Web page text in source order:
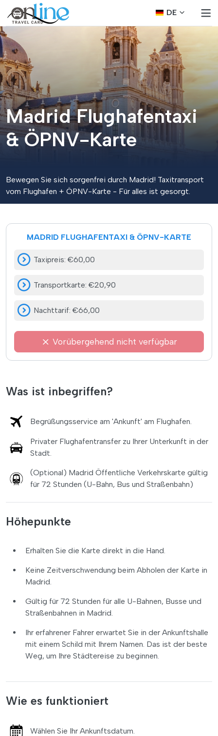
DE
Madrid Flughafentaxi
& ÖPNV-Karte
Bewegen Sie sich sorgenfrei durch Madrid! Taxitransport
vom Flughafen + ÖPNV-Karte - Für alles ist gesorgt.
Was ist inbegriffen?
Begrüßungsservice am 'Ankunft' am Flughafen.
Privater Flughafentransfer zu Ihrer Unterkunft in der
Stadt.
(Optional) Madrid Öffentliche Verkehrskarte gültig
für 72 Stunden (U-Bahn, Bus und Straßenbahn)
Höhepunkte
Erhalten Sie die Karte direkt in die Hand.
Keine Zeitverschwendung beim Abholen der Karte in
Madrid.
Gültig für 72 Stunden für alle U-Bahnen, Busse und
Straßenbahnen in Madrid.
Ihr erfahrener Fahrer erwartet Sie in der Ankunftshalle
mit einem Schild mit Ihrem Namen. Das ist der beste
Weg, um Ihre Städtereise zu beginnen.
Wie es funktioniert
Wählen Sie Ihr Ankunftsdatum.
MADRID FLUGHAFENTAXI & ÖPNV-KARTE
Taxipreis: €60,00
Transportkarte: €20,90
Nachttarif: €66,00
Vorübergehend nicht verfügbar